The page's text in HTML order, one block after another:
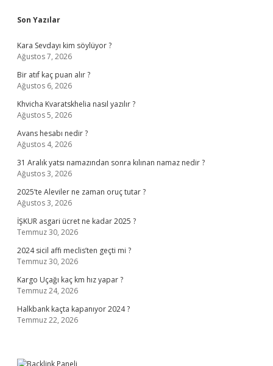
Sidebar
Son Yazılar
Kara Sevdayı kim söylüyor ?
Ağustos 7, 2026
Bir atıf kaç puan alır ?
Ağustos 6, 2026
Khvicha Kvaratskhelia nasıl yazılır ?
Ağustos 5, 2026
Avans hesabı nedir ?
Ağustos 4, 2026
31 Aralık yatsı namazından sonra kılınan namaz nedir ?
Ağustos 3, 2026
2025’te Aleviler ne zaman oruç tutar ?
Ağustos 3, 2026
İŞKUR asgari ücret ne kadar 2025 ?
Temmuz 30, 2026
2024 sicil affı meclis’ten geçti mi ?
Temmuz 30, 2026
Kargo Uçağı kaç km hız yapar ?
Temmuz 24, 2026
Halkbank kaçta kapanıyor 2024 ?
Temmuz 22, 2026